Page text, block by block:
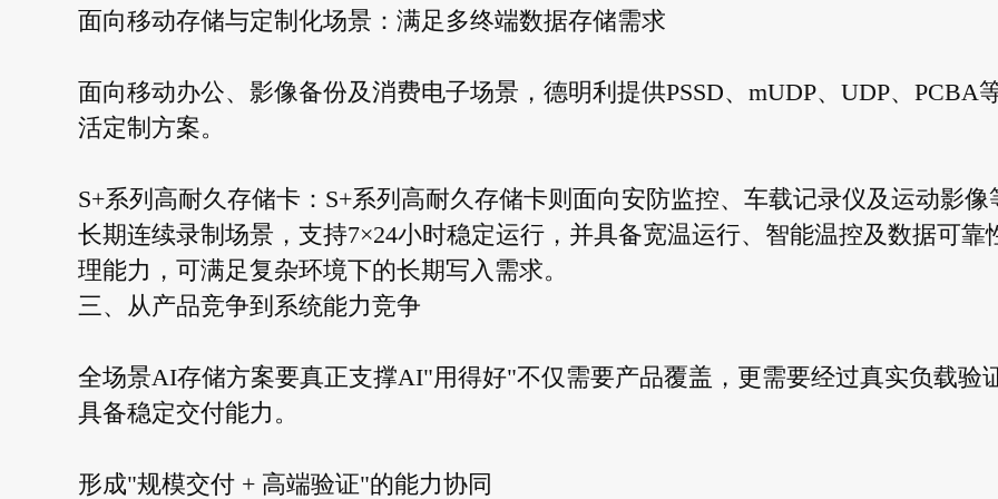
面向移动存储与定制化场景：满足多终端数据存储需求
面向移动办公、影像备份及消费电子场景，德明利提供PSSD、mUDP、UDP、PCBA
活定制方案。
S+系列高耐久存储卡：S+系列高耐久存储卡则面向安防监控、车载记录仪及运动影像
长期连续录制场景，支持7×24小时稳定运行，并具备宽温运行、智能温控及数据可靠
理能力，可满足复杂环境下的长期写入需求。
三、从产品竞争到系统能力竞争
全场景AI存储方案要真正支撑AI"用得好"不仅需要产品覆盖，更需要经过真实负载验
具备稳定交付能力。
形成"规模交付 + 高端验证"的能力协同